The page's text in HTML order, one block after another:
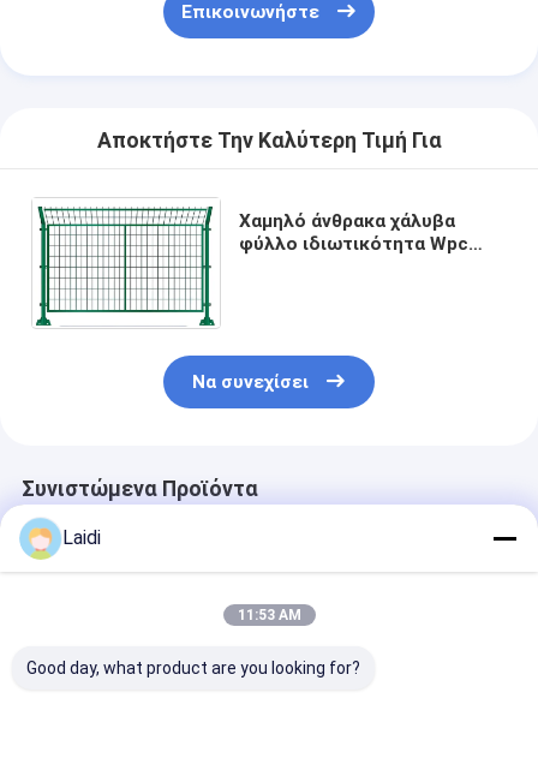
Επικοινωνήστε
Αποκτήστε Την Καλύτερη Τιμή Για
Χαμηλό άνθρακα χάλυβα
φύλλο ιδιωτικότητα Wpc
Να συνεχίσει
Συνιστώμενα Προϊόντα
Laidi
11:53 AM
Good day, what product are you looking for?